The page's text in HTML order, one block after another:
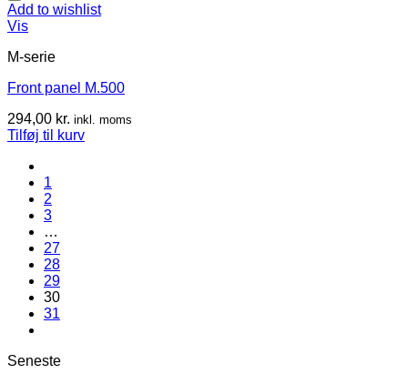
Add to wishlist
Vis
M-serie
Front panel M.500
294,00 kr. inkl. moms
Tilføj til kurv
1
2
3
…
27
28
29
30
31
Seneste